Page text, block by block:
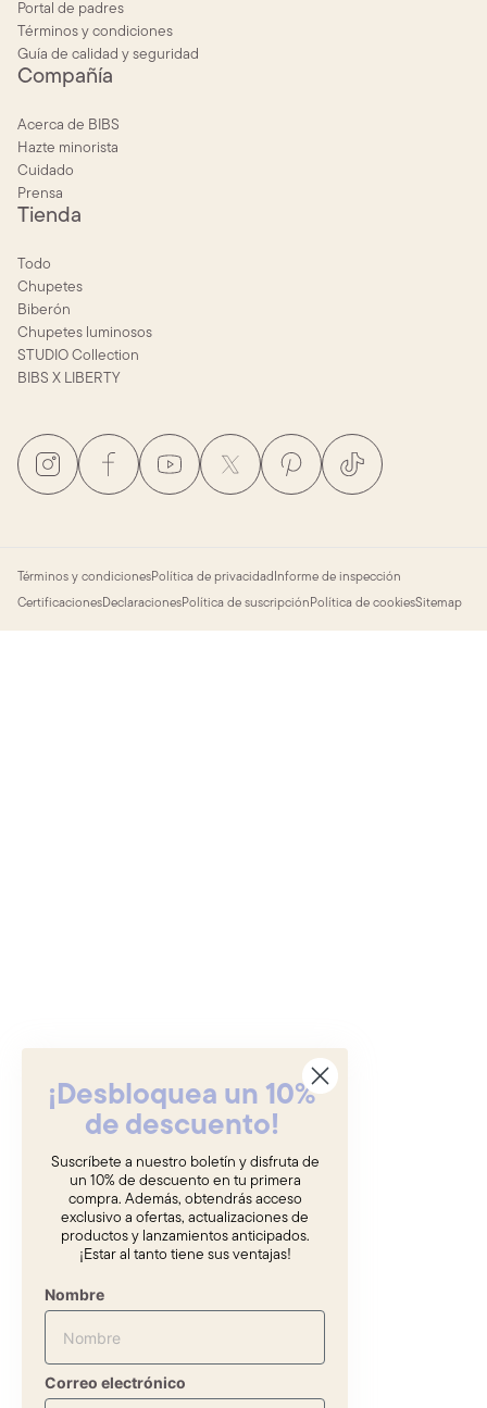
Portal de padres
Términos y condiciones
Guía de calidad y seguridad
Compañía
Acerca de BIBS
Hazte minorista
Cuidado
Prensa
Tienda
Todo
Chupetes
Biberón
Chupetes luminosos
STUDIO Collection
BIBS X LIBERTY
Términos y condicionesPolítica de privacidad Informe de inspección
CertificacionesDeclaracionesPolítica de suscripción Política de cookiesSitemap
¡Desbloquea un 10%
de descuento!
Suscríbete a nuestro boletín y disfruta de
un 10% de descuento en tu primera
compra. Además, obtendrás acceso
exclusivo a ofertas, actualizaciones de
productos y lanzamientos anticipados.
¡Estar al tanto tiene sus ventajas!
Nombre
Correo electrónico